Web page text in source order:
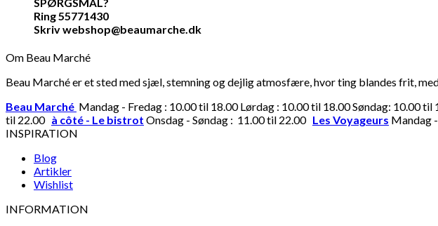
Ring 55771430
Skriv webshop@beaumarche.dk
Om Beau Marché
Beau Marché er et sted med sjæl, stemning og dejlig atmosfære, hvor ting blandes frit,
Beau Marché Mandag - Fredag : 10.00 til 18.00 Lørdag : 10.00 til 18.00 Søndag: 10.00 til
til 22.00 à côté - Le bistrot Onsdag - Søndag : 11.00 til 22.00 Les Voyageurs Mandag
INSPIRATION
Blog
Artikler
Wishlist
INFORMATION